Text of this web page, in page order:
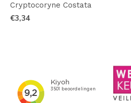
Cryptocoryne Costata
€3,34